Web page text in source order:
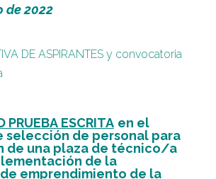
de 2022
DE ASPIRANTES y convocatoria
PRUEBA ESCRITA en el
selección de personal para
de una plaza de técnico/a
de la
emprendimiento de la